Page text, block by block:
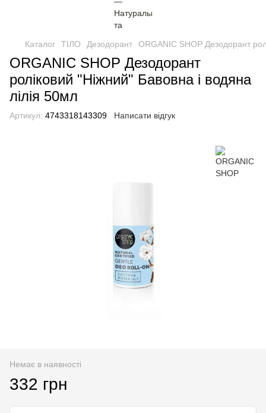
Каталог ТІЛО Дезодорант ORGANIC SHOP Дезодорант
ORGANIC SHOP Дезодорант
роліковий "Ніжний" Бавовна і водяна
лілія 50мл
Артикул: 4743318143309 Написати відгук
Немає в наявності
332 грн